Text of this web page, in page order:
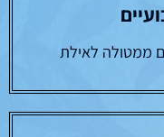
ממטולה לאילת